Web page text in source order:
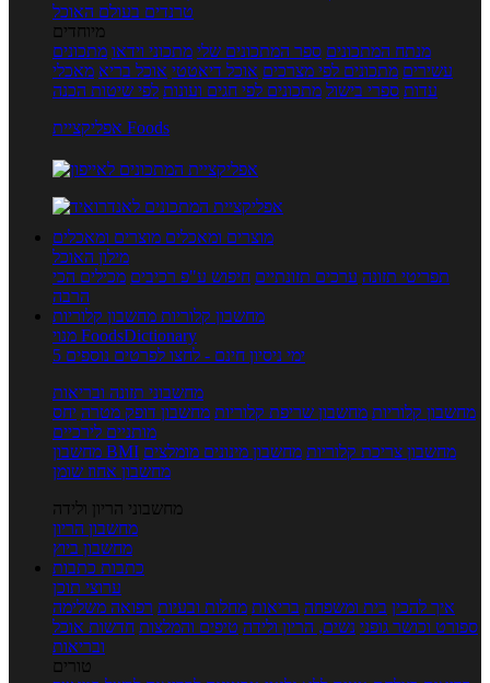
טרנדים בעולם האוכל
מיוחדים
מנתח המתכונים ספר המתכונים שלי מתכוני וידאו מתכונים
עשירים מתכונים לפי מצרכים אוכל דיאטטי אוכל בריא מאכלי
עדות ספרי בישול מתכונים לפי חגים ועונות לפי שיטות הכנה
אפליקציית Foods
מוצרים ומאכלים מוצרים ומאכלים
מילון האוכל
תפריטי תזונה ערכים תזונתיים חיפוש ע"פ רכיבים מכילים הכי
הרבה
מחשבון קלוריות מחשבון קלוריות
מנוי FoodsDictionary
5 ימי ניסיון חינם - לחצו לפרטים נוספים
מחשבוני תזונה ובריאות
מחשבון קלוריות מחשבון שריפת קלוריות מחשבון דופק מטרה יחס
מותניים לירכיים
מחשבון BMI
מחשבון צריכת קלוריות מחשבון מינונים מומלצים
מחשבון אחוז שומן
מחשבוני הריון ולידה
מחשבון הריון
מחשבון ביוץ
כתבות כתבות
ערוצי תוכן
איך להכין בית ומשפחה בריאות מחלות ובעיות רפואה משלימה
ספורט וכושר גופני נשים, הריון ולידה טיפים והמלצות חדשות אוכל
ובריאות
טורים